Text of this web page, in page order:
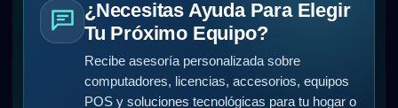
¿Necesitas Ayuda Para Elegir
Tu Próximo Equipo?
Recibe asesoría personalizada sobre
computadores, licencias, accesorios, equipos
POS y soluciones tecnológicas para tu hogar o